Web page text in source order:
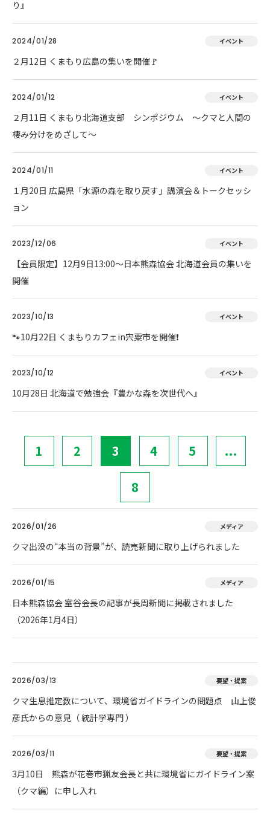
り』
2024/01/28 イベント
２月12日 くまもり広島の集いを開催🚩
2024/01/12 イベント
２月11日 くまもり北海道支部 シンポジウム ～クマと人間の
棲み分けをめざして～
2024/01/11 イベント
１月20日 広島県「水源の森を取り戻す」講演会＆トークセッシ
ョン
2023/12/06 イベント
【会員限定】12月9日13:00～日本熊森協会 北海道会員の集いを
開催
2023/10/13 イベント
🐾10月22日 くまもりカフェin宍粟市を開催❗
2023/10/12 イベント
10月28日 北海道で勉強会『豊かな森を次世代へ』
1 2 3 4 5 ...
8
2026/01/26 メディア
クマ出没の“本当の背景”が、読売新聞に取り上げられました
2026/01/15 メディア
日本熊森協会 室谷会長の記事が長周新聞に掲載されました
（2026年1月4日）
2026/03/13 要望・提案
クマ生息推定数について、環境省ガイドラインの問題点 山上俊
彦氏からの意見（ 統計学専門 ）
2026/03/11 要望・提案
3月10日 熊森が花巻市猟友会長と共に環境省にガイドライン案
（クマ編）に申し入れ